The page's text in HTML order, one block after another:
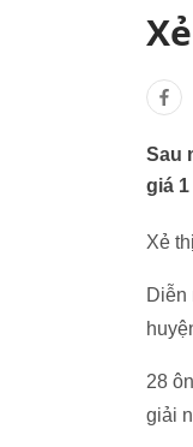
Sau
giá
Xẻ
Diễn
28
giải